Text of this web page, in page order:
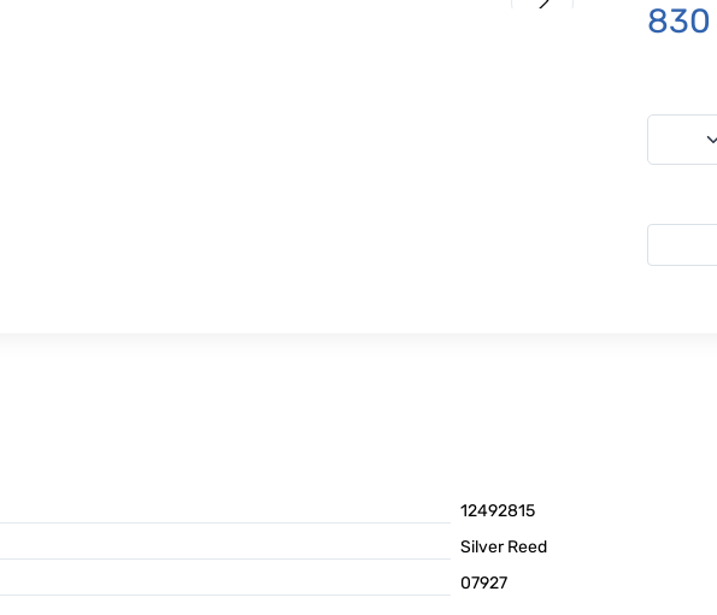
830
12492815
Silver Reed
07927